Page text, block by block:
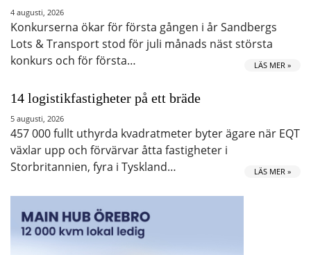
4 augusti, 2026
Konkurserna ökar för första gången i år Sandbergs
Lots & Transport stod för juli månads näst största
konkurs och för första…
LÄS MER »
14 logistikfastigheter på ett bräde
5 augusti, 2026
457 000 fullt uthyrda kvadratmeter byter ägare när EQT
växlar upp och förvärvar åtta fastigheter i
Storbritannien, fyra i Tyskland…
LÄS MER »